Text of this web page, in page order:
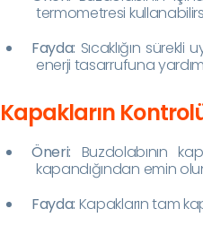
termometresi
Fayda: Sıcaklığın
enerji tasarrufuna
Kapakların
Öneri: Buzdolabının
kapandığından emin
Fayda: Kapakların tam